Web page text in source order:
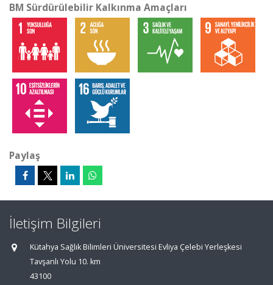
BM Sürdürülebilir Kalkınma Amaçları
Paylaş
İletişim Bilgileri
Kütahya Sağlık Bilimleri Üniversitesi Evliya Çelebi Yerleşkesi
Tavşanlı Yolu 10. km
43100